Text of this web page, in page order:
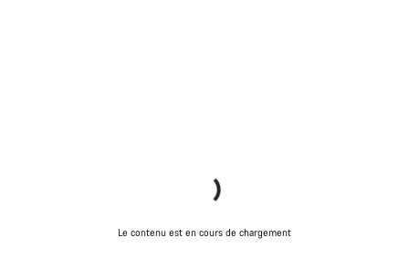
Le contenu est en cours de chargement